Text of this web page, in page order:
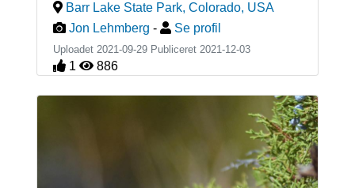
Barr Lake State Park, Colorado, USA
Jon Lehmberg - Se profil
Uploadet 2021-09-29 Publiceret 2021-12-03
1 886